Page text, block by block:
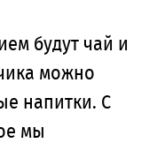
будут чай и
можно
напитки. С
мы